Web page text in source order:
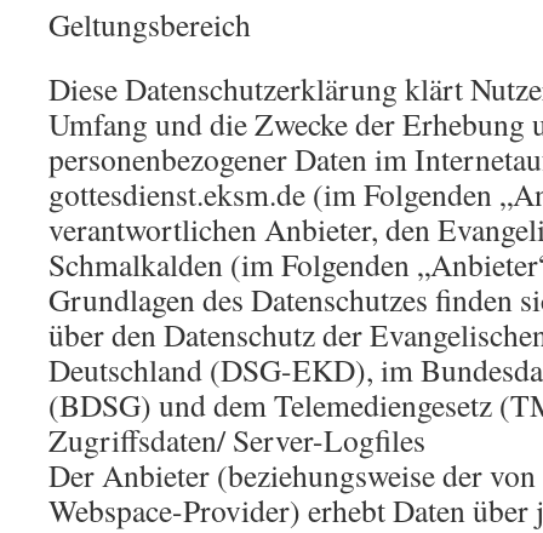
Geltungsbereich
Diese Datenschutzerklärung klärt
Umfang und die Zwecke der Erhebung
personenbezogener Daten im
gottesdienst.eksm.de (im Folgenden
verantwortlichen Anbieter, den
Schmalkalden (im Folgenden
Grundlagen des Datenschutzes finden
über den Datenschutz der
Deutschland (DSG-EKD), im
(BDSG) und dem Telemediengesetz
Zugriffsdaten/ Server-Logfiles
Der Anbieter (beziehungsweise der
Webspace-Provider) erhebt Daten